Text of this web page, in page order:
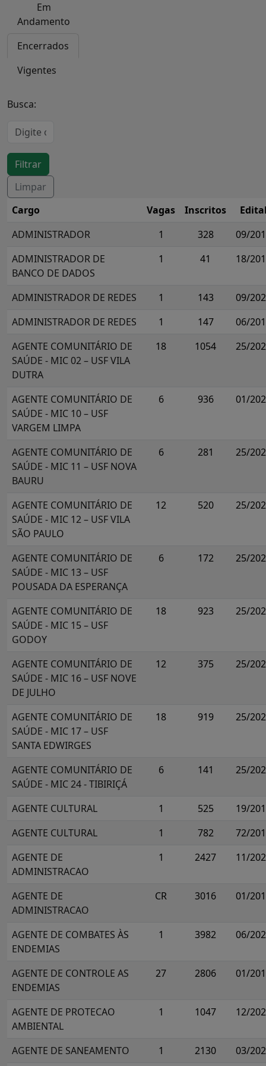
Em
Andamento
Encerrados
Vigentes
Busca:
Cargo Vagas Inscritos
ADMINISTRADOR
1 328
09/
ADMINISTRADOR DE
BANCO DE DADOS
1 41 18/
ADMINISTRADOR DE REDES 1 143
09/
ADMINISTRADOR DE REDES
1 147
06/
AGENTE COMUNITÁRIO DE
SAÚDE - MIC 02 – USF VILA
DUTRA
18 1054 25/
AGENTE COMUNITÁRIO DE
SAÚDE - MIC 10 – USF
VARGEM LIMPA
6 936 01/
AGENTE COMUNITÁRIO DE
SAÚDE - MIC 11 – USF NOVA
BAURU
6 281 25/
AGENTE COMUNITÁRIO DE
SAÚDE - MIC 12 – USF VILA
SÃO PAULO
12 520 25/
AGENTE COMUNITÁRIO DE
SAÚDE - MIC 13 – USF
POUSADA DA ESPERANÇA
6 172 25/
AGENTE COMUNITÁRIO DE
SAÚDE - MIC 15 – USF
GODOY
18 923 25/
AGENTE COMUNITÁRIO DE
SAÚDE - MIC 16 – USF NOVE
DE JULHO
12 375 25/
AGENTE COMUNITÁRIO DE
SAÚDE - MIC 17 – USF
SANTA EDWIRGES
18 919 25/
AGENTE COMUNITÁRIO DE
SAÚDE - MIC 24 - TIBIRIÇÁ
6 141 25/
AGENTE CULTURAL 1 525
19/
AGENTE CULTURAL
1 782
72/
AGENTE DE
ADMINISTRACAO
1 2427 11/
AGENTE DE
ADMINISTRACAO
CR 3016 01/
AGENTE DE COMBATES ÀS
ENDEMIAS
1 3982 06/
AGENTE DE CONTROLE AS
ENDEMIAS
27 2806 01/
AGENTE DE PROTECAO
AMBIENTAL
1 1047 12/
AGENTE DE SANEAMENTO 1 2130 03/